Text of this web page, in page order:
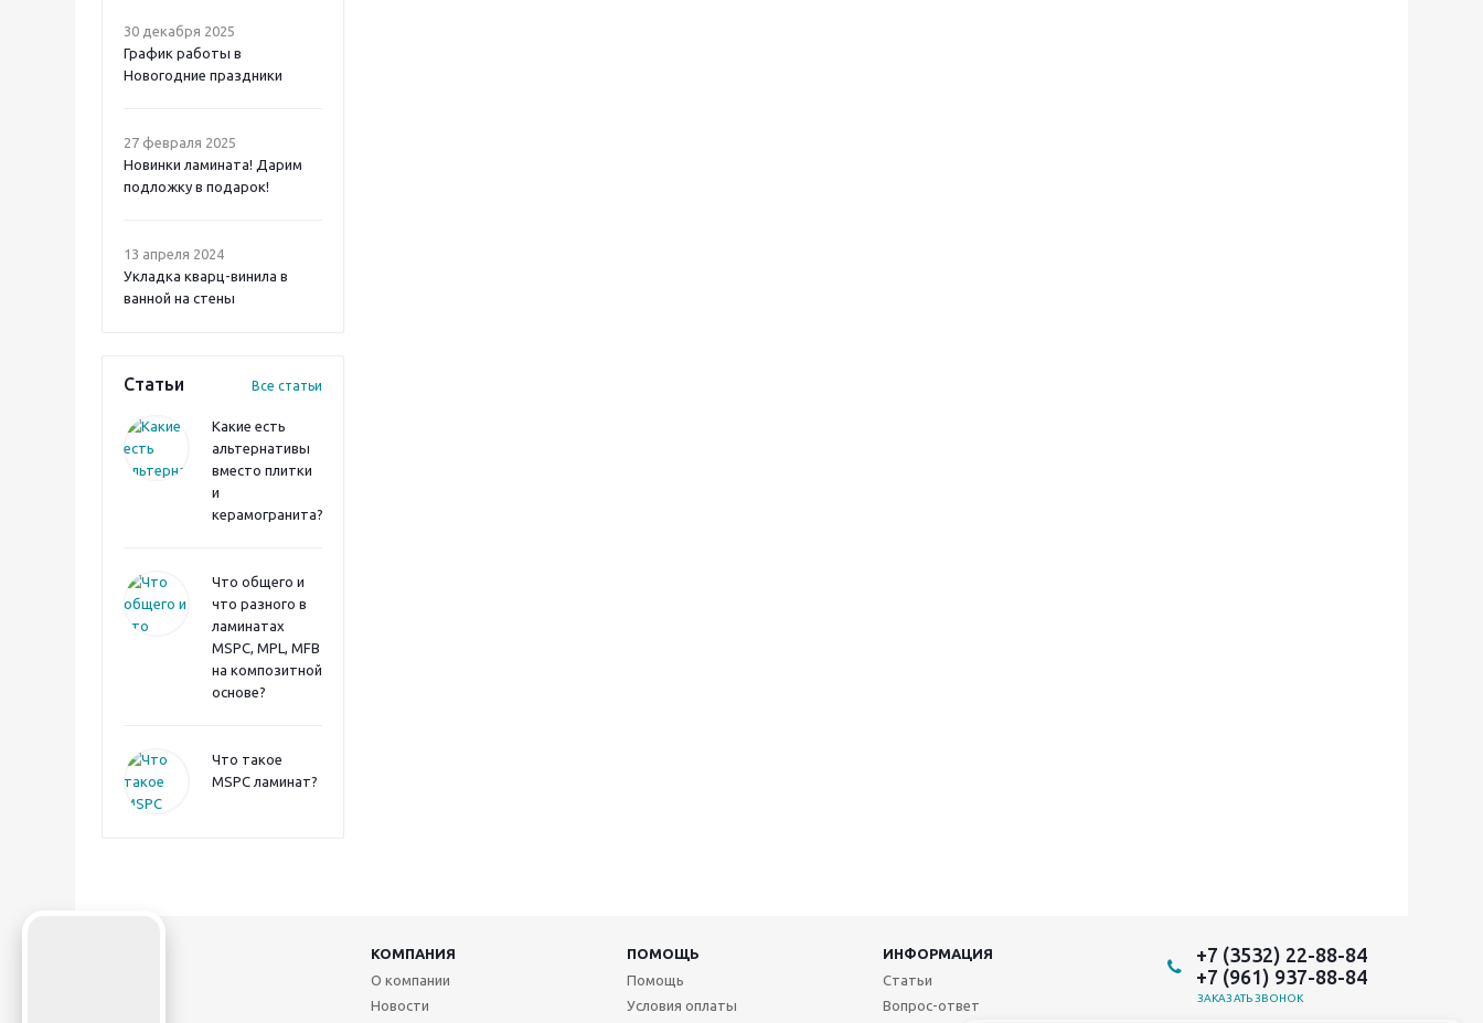
30 декабря 2025
График работы в
Новогодние праздники
27 февраля 2025
Новинки ламината! Дарим
подложку в подарок!
13 апреля 2024
Укладка кварц-винила в
ванной на стены
Статьи Все статьи
Какие есть
альтернативы
вместо плитки
и
керамогранита?
Что общего и
что разного в
ламинатах
MSPC, MPL, MFB
на композитной
основе?
Что такое
MSPC ламинат?
КОМПАНИЯ ПОМОЩЬ
ИНФОРМАЦИЯ
О компании
Новости
Помощь
Условия оплаты
Статьи
Вопрос-ответ
+7 (3532) 22-88-84
+7 (961) 937-88-84
ЗАКАЗАТЬ ЗВОНОК